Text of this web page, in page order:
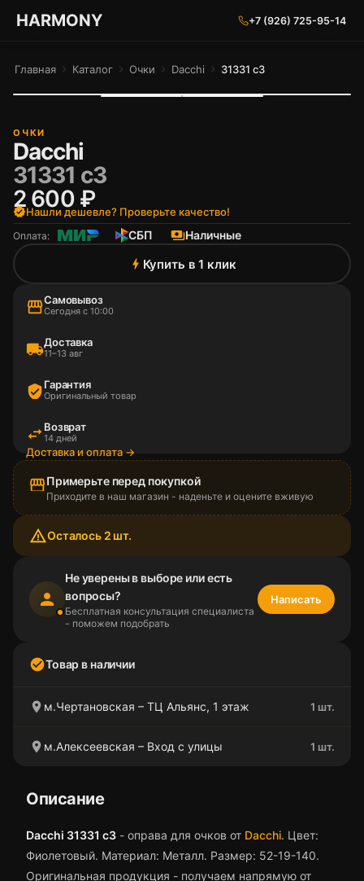
ГАРМОНИЯ ГЛАЗ
HARMONY +7 (926) 725-95-14
Главная chevron_right Каталог chevron_right Очки chevron_right Dacchi chevron_right 31331 c3
ОЧКИ
Dacchi
31331 c3
2 600 ₽
verifiedНашли дешевле? Проверьте качество!
Оплата: СБП paymentsНаличные
bolt Купить в 1 клик
storefrontСамовывоз
Сегодня с 10:00
local_shippingДоставка
11–13 авг
verified_userГарантия
Оригинальный товар
swap_horiz Возврат
14 дней
Доставка и оплата →
storefrontПримерьте перед покупкой
Приходите в наш магазин - наденьте и оцените вживую
warning_amberОсталось 2 шт.
person
Не уверены в выборе или есть
вопросы?
Бесплатная консультация специалиста
- поможем подобрать
Написать
check_circleТовар в наличии
location_on м.Чертановская – ТЦ Альянс, 1 этаж 1 шт.
location_on м.Алексеевская – Вход с улицы 1 шт.
Описание
Dacchi 31331 c3 - оправа для очков от Dacchi. Цвет:
Фиолетовый. Материал: Металл. Размер: 52-19-140.
Оригинальная продукция - получаем напрямую от